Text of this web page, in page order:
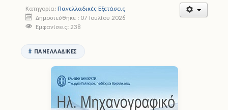
Άδειες
Πολιτική Προστασία
Ηλεκτρονικές Υπηρεσίες
Επικοινωνία
Κατηγορία: Πανελλαδικές Εξετάσεις
Δημοσιεύθηκε : 07 Ιουλίου 2026
Εμφανίσεις: 238
ΠΑΝΕΛΛΑΔΙΚΈΣ